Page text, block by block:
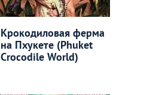
Крокодиловая ферма
на Пхукете (Phuket
Crocodile World)